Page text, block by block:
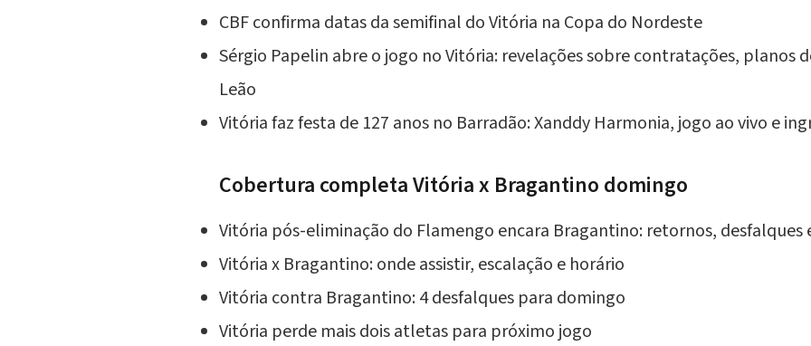
CBF confirma datas da semifinal do Vitória na Copa do Nordeste
Sérgio Papelin abre o jogo no Vitória: revelações sobre contratações, planos
Leão
Vitória faz festa de 127 anos no Barradão: Xanddy Harmonia, jogo ao vivo e
Cobertura completa Vitória x Bragantino domingo
Vitória pós-eliminação do Flamengo encara Bragantino: retornos, desfalques
Vitória x Bragantino: onde assistir, escalação e horário
Vitória contra Bragantino: 4 desfalques para domingo
Vitória perde mais dois atletas para próximo jogo